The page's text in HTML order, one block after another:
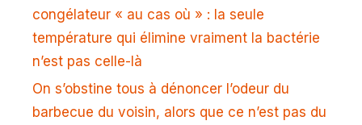
congélateur « au cas où » : la seule
température qui élimine vraiment la bactérie
n’est pas celle-là
On s’obstine tous à dénoncer l’odeur du
barbecue du voisin, alors que ce n’est pas du